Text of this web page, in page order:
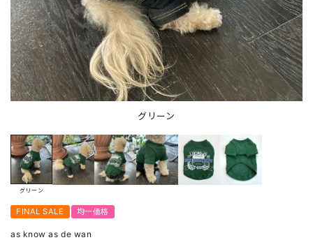
グリーン
グリーン
FINAL SALE 均一価格
as know as de wan